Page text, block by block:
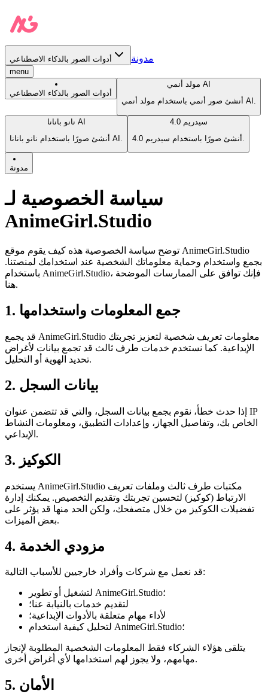
أدوات الصور بالذكاء الاصطناعي مدونة
menu
أدوات الصور بالذكاء الاصطناعي
مولد أنمي AI
أنشئ صور أنمي باستخدام مولد أنمي AI.
نانو بانانا AI
أنشئ صورًا باستخدام نانو بانانا AI.
سيدريم 4.0
مدونة
سياسة الخصوصية لـ
AnimeGirl.Studio
توضح سياسة الخصوصية هذه كيف يقوم موقع AnimeGirl.Studio
بجمع واستخدام وحماية معلوماتك الشخصية عند استخدامك لمنصتنا.
باستخدام AnimeGirl.Studio، فإنك توافق على الممارسات الموضحة
هنا.
1. جمع المعلومات واستخدامها
قد يجمع AnimeGirl.Studio معلومات تعريف شخصية لتعزيز تجربتك
الإبداعية. كما نستخدم خدمات طرف ثالث قد تجمع بيانات لأغراض
تحديد الهوية أو التحليل.
2. بيانات السجل
إذا حدث خطأ، نقوم بجمع بيانات السجل، والتي قد تتضمن عنوان IP
الخاص بك، وتفاصيل الجهاز، وإعدادات التطبيق، ومعلومات النشاط
الإبداعي.
3. الكوكيز
يستخدم AnimeGirl.Studio مكتبات طرف ثالث وملفات تعريف
الارتباط (كوكيز) لتحسين تجربتك وتقديم التخصيص. يمكنك إدارة
تفضيلات الكوكيز من خلال متصفحك، ولكن الحد منها قد يؤثر على
بعض الميزات.
4. مزودي الخدمة
قد نعمل مع شركات وأفراد خارجيين للأسباب التالية:
لتشغيل أو تطوير AnimeGirl.Studio؛
لتقديم خدمات بالنيابة عنا؛
لأداء مهام متعلقة بالأدوات الإبداعية؛
لتحليل كيفية استخدام AnimeGirl.Studio؛
يتلقى هؤلاء الشركاء فقط المعلومات الشخصية المطلوبة لإنجاز
مهامهم، ولا يجوز لهم استخدامها لأي أغراض أخرى.
5. الأمان